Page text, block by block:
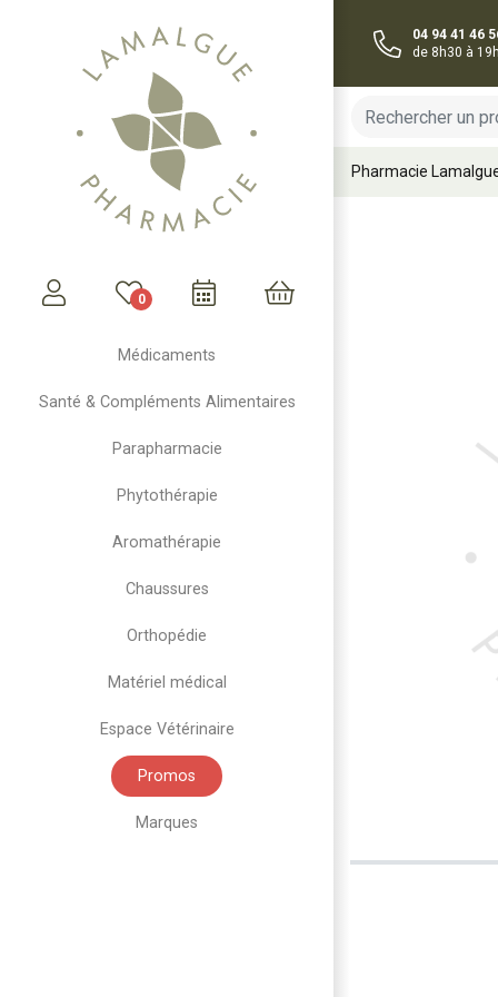
0
Médicaments
Santé & Compléments Alimentaires
Parapharmacie
Phytothérapie
Aromathérapie
Chaussures
Orthopédie
Matériel médical
Espace Vétérinaire
Promos
Marques
04 94 41 46
de 8h30 à
Pharmacie